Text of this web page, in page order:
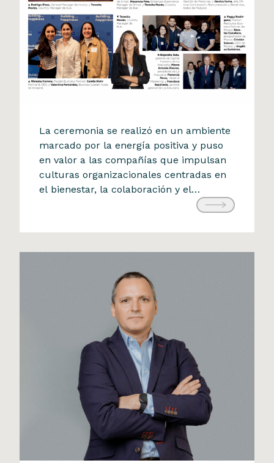
Reconocimiento BUK
Fuimos reconocidos en el
Ranking Building Happiness
2025 de Buk
31 de agosto de 2025
La ceremonia se realizó en un ambiente
marcado por la energía positiva y puso
en valor a las compañías que impulsan
culturas organizacionales centradas en
el bienestar, la colaboración y el
compromiso con construir un entorno